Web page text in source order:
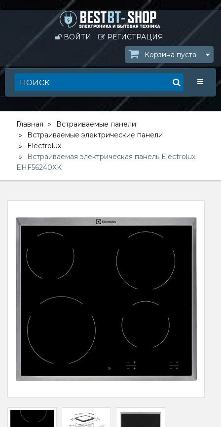
ВОЙТИ
РЕГИСТРАЦИЯ
Корзина пуста
Главная
Встраиваемые панели
Встраиваемые электрические панели
Electrolux
Встраиваемая электрическая панель Electrolux
EHF56240ХK